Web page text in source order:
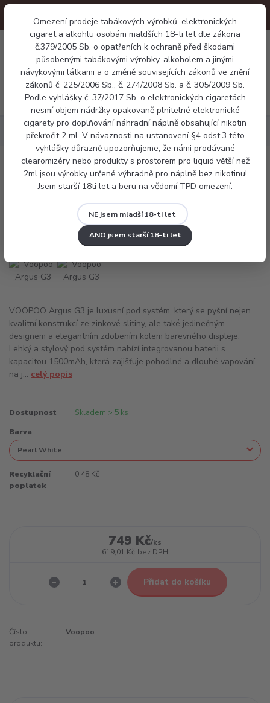
Omezení prodeje tabákových výrobků, elektronických
cigaret a alkohlu osobám maldších 18-ti let dle zákona
č.379/2005 Sb. o opatřeních k ochraně před škodami
působenými tabákovými výrobky, alkoholem a jinými
návykovými látkami a o změně souvisejících zákonů ve znění
zákonů č. 225/2006 Sb., č. 274/2008 Sb. a č. 305/2009 Sb.
Podle vyhlášky č. 37/2017 Sb. o elektronických cigaretách
nesmí objem nádržky opakovaně plnitelné elektronické
cigarety pro doplňování náhradní náplně obsahující nikotin
překročit 2 ml. V návaznosti na ustanovení §4 odst.3 této
vyhlášky důrazně upozorňujeme, že námi prodávané
clearomizéry nebo produkty s prostorem pro liquid větší než
2ml jsou výrobky určené výhradně pro náplně bez nikotinu!
Jsem starší 18ti let a beru na vědomí TPD omezení.
NE jsem mladší 18-ti let
ANO jsem starší 18-ti let
Menu
0 Kč
Elektronické cigarety Voopoo Argus G3
Voopoo Argus G3
VOOPOO Argus G3 je luxusní pod systém, který se pyšní nejen
kvalitní konstrukcí ze zinkové slitiny, ale také jedinečným
designem a elegantním zdobením kolem barevného displeje.
Lehký a stylový pod systém nabízí integrovanou baterii s
kapacitou 1500mAh, která zajišťuje pohodlné a dlouhé vapování
na j... celý popis
Dostupnost Skladem > 5 ks
Barva
Recyklační
poplatek
0,48 Kč
749 Kč/ks
619,01 Kč bez DPH
Přidat do košíku
Číslo
produktu:
Voopoo